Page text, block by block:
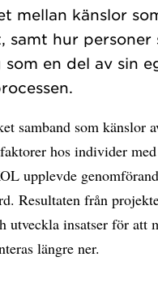
mellan känslor
samt hur personer
en del av sin
samband som känslor
hos individer
upplevde
Resultaten från
utveckla insatser för att
längre ner.